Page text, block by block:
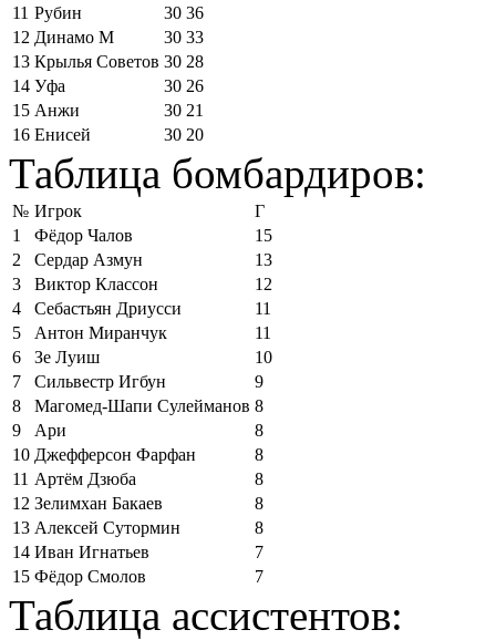
11 Рубин 30 36
12 Динамо М 30 33
13 Крылья Советов 30 28
14 Уфа 30 26
15 Анжи 30 21
16 Енисей 30 20
Таблица бомбардиров:
№ Игрок
Г
1
Фёдор Чалов
15
2
Сердар Азмун
13
3
Виктор Классон
12
4
Себастьян Дриусси
11
5
Антон Миранчук
11
6
Зе Луиш
10
7
Сильвестр Игбун
9
8
Магомед-Шапи Сулейманов 8
9
Ари
8
10 Джефферсон Фарфан
8
11 Артём Дзюба
8
12 Зелимхан Бакаев
8
13 Алексей Сутормин
8
14 Иван Игнатьев
7
15 Фёдор Смолов 7
Таблица ассистентов: